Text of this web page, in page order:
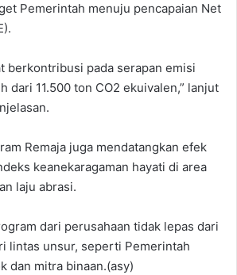
Pemerintah menuju pencapaian Net
berkontribusi pada serapan emisi
dari 11.500 ton CO2 ekuivalen,” lanjut
Remaja juga mendatangkan efek
keanekaragaman hayati di area
laju abrasi.
dari perusahaan tidak lepas dari
lintas unsur, seperti Pemerintah
dan mitra binaan.(asy)